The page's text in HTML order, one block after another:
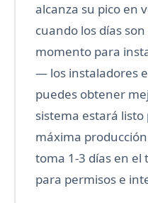
alcanza su pico en
cuando los días
momento para
— los instaladores
puedes obtener
sistema estará
máxima
toma 1-3 días en el
para permisos e